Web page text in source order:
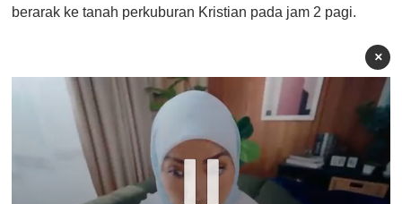
berarak ke tanah perkuburan Kristian pada jam 2 pagi.
×